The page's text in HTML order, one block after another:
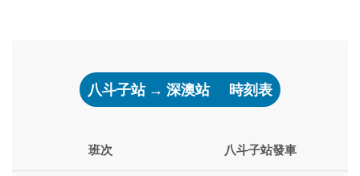
八斗子站 → 深澳站 時刻表
班次 八斗子站發車